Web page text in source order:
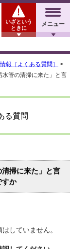
メニュー
いざという
ときに
報［よくある質問］
>
水管の清掃に来た」と言
る質問
掃に来た」と言
すか
していません。